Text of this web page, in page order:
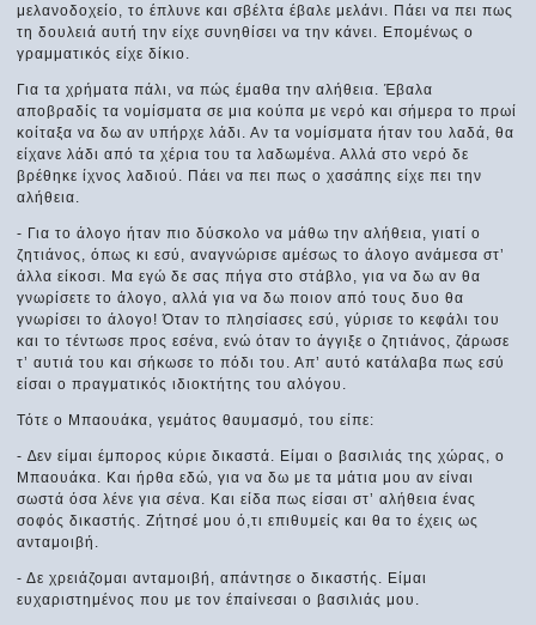
μελανοδοχείο, το έπλυνε και σβέλτα έβαλε μελάνι. Πάει να πει πως
τη δουλειά αυτή την είχε συνηθίσει να την κάνει. Επομένως ο
γραμματικός είχε δίκιο.
Για τα χρήματα πάλι, να πώς έμαθα την αλήθεια. Έβαλα
αποβραδίς τα νομίσματα σε μια κούπα με νερό και σήμερα το πρωί
κοίταξα να δω αν υπήρχε λάδι. Αν τα νομίσματα ήταν του λαδά, θα
είχανε λάδι από τα χέρια του τα λαδωμένα. Αλλά στο νερό δε
βρέθηκε ίχνος λαδιού. Πάει να πει πως ο χασάπης είχε πει την
αλήθεια.
- Για το άλογο ήταν πιο δύσκολο να μάθω την αλήθεια, γιατί ο
ζητιάνος, όπως κι εσύ, αναγνώρισε αμέσως το άλογο ανάμεσα στ’
άλλα είκοσι. Μα εγώ δε σας πήγα στο στάβλο, για να δω αν θα
γνωρίσετε το άλογο, αλλά για να δω ποιον από τους δυο θα
γνωρίσει το άλογο! Όταν το πλησίασες εσύ, γύρισε το κεφάλι του
και το τέντωσε προς εσένα, ενώ όταν το άγγιξε ο ζητιάνος, ζάρωσε
τ’ αυτιά του και σήκωσε το πόδι του. Απ’ αυτό κατάλαβα πως εσύ
είσαι ο πραγματικός ιδιοκτήτης του αλόγου.
Τότε ο Μπαουάκα, γεμάτος θαυμασμό, του είπε:
- ∆εν είμαι έμπορος κύριε δικαστά. Είμαι ο βασιλιάς της χώρας, ο
Μπαουάκα. Και ήρθα εδώ, για να δω με τα μάτια μου αν είναι
σωστά όσα λένε για σένα. Και είδα πως είσαι στ’ αλήθεια ένας
σοφός δικαστής. Ζήτησέ μου ό,τι επιθυμείς και θα το έχεις ως
ανταμοιβή.
- Δε χρειάζομαι ανταμοιβή, απάντησε ο δικαστής. Είμαι
ευχαριστημένος που με τον έπαίνεσαι ο βασιλιάς μου.